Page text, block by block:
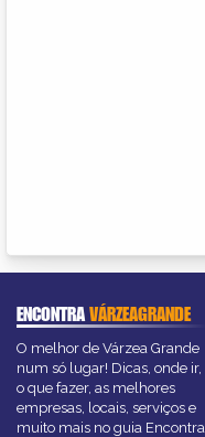
ENCONTRAVÁRZEAGRANDE
O melhor de Várzea Grande
num só lugar! Dicas, onde ir,
o que fazer, as melhores
empresas, locais, serviços e
muito mais no guia Encontra